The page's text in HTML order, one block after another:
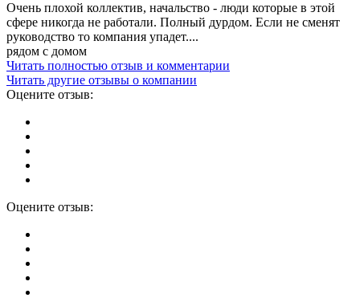
Очень плохой коллектив, начальство - люди которые в этой
сфере никогда не работали. Полный дурдом. Если не сменят
руководство то компания упадет....
рядом с домом
Читать полностью отзыв и комментарии
Читать другие отзывы о компании
Оцените отзыв:
Оцените отзыв: